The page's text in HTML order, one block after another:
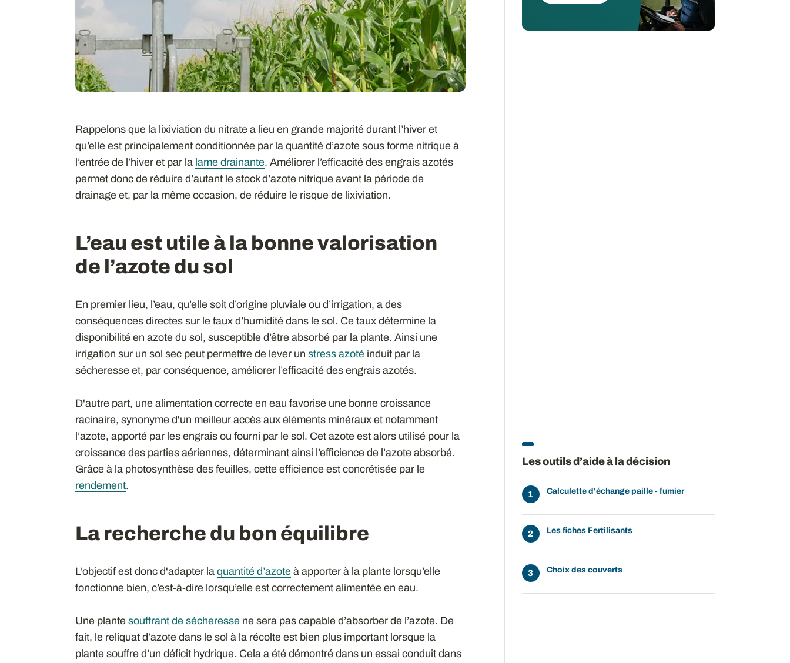
Rappelons que la lixiviation du nitrate a lieu en grande majorité durant l’hiver et
qu’elle est principalement conditionnée par la quantité d’azote sous forme nitrique à
l’entrée de l’hiver et par la lame drainante. Améliorer l’efficacité des engrais azotés
permet donc de réduire d’autant le stock d’azote nitrique avant la période de
drainage et, par la même occasion, de réduire le risque de lixiviation.
L’eau est utile à la bonne valorisation
de l’azote du sol
En premier lieu, l’eau, qu’elle soit d’origine pluviale ou d’irrigation, a des
conséquences directes sur le taux d’humidité dans le sol. Ce taux détermine la
disponibilité en azote du sol, susceptible d’être absorbé par la plante. Ainsi une
irrigation sur un sol sec peut permettre de lever un stress azotéinduit par la
sécheresse et, par conséquence, améliorer l’efficacité des engrais azotés.
D'autre part, une alimentation correcte en eau favorise une bonne croissance
racinaire, synonyme d'un meilleur accès aux éléments minéraux et notamment
l’azote, apporté par les engrais ou fourni par le sol. Cet azote est alors utilisé pour la
croissance des parties aériennes, déterminant ainsi l’efficience de l’azote absorbé.
Grâce à la photosynthèse des feuilles, cette efficience est concrétisée par le
rendement.
La recherche du bon équilibre
L'objectif est donc d'adapter la quantité d’azoteà apporter à la plante lorsqu’elle
fonctionne bien, c’est-à-dire lorsqu’elle est correctement alimentée en eau.
Une plante souffrant de sécheressene sera pas capable d’absorber de l’azote. De
fait, le reliquat d’azote dans le sol à la récolte est bien plus important lorsque la
plante souffre d’un déficit hydrique. Cela a été démontré dans un essai conduit dans
Les outils d’aide à la décision
Calculette d'échange paille - fumier
Les fiches Fertilisants
Choix des couverts